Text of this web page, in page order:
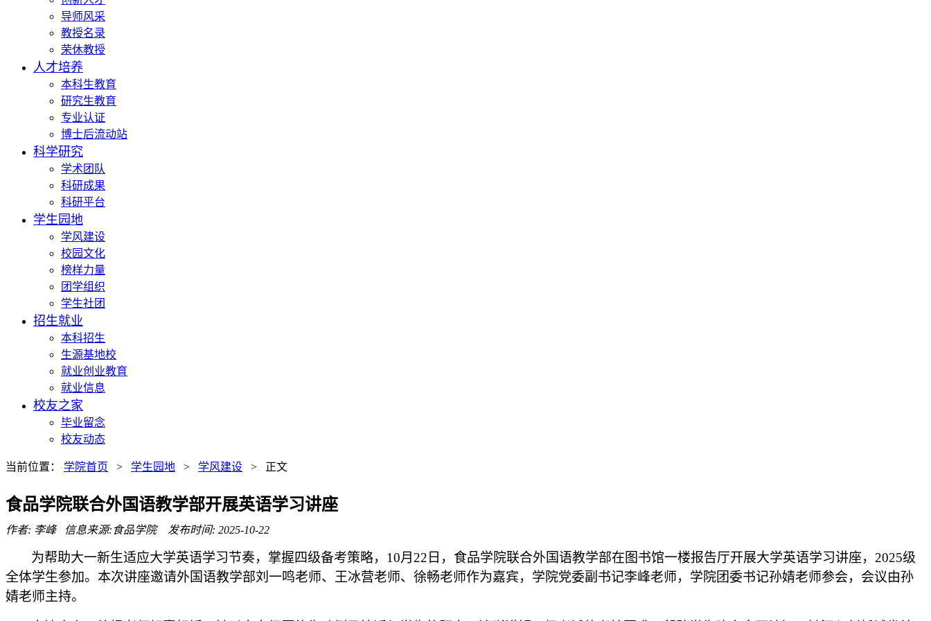
导师风采
教授名录
荣休教授
人才培养
本科生教育
研究生教育
专业认证
博士后流动站
科学研究
学术团队
科研成果
科研平台
学生园地
学风建设
校园文化
榜样力量
团学组织
学生社团
招生就业
本科招生
生源基地校
就业创业教育
就业信息
校友之家
毕业留念
校友动态
当前位置： 学院首页 > 学生园地 > 学风建设 > 正文
食品学院联合外国语教学部开展英语学习讲座
作者: 李峰 信息来源:食品学院 发布时间: 2025-10-22
为帮助大一新生适应大学英语学习节奏，掌握四级备考策略， 10月22日，食品学院联合外国语教学部在图书馆一楼报告厅开展大学英语学习讲座， 2025级
全体学生参加。本次讲座邀请外国语教学部刘一鸣老师、王冰营老师、徐畅老师作为嘉宾，学院党委副书记李峰老师，学院团委书记孙婧老师参会，会议由孙
婧老师主持。